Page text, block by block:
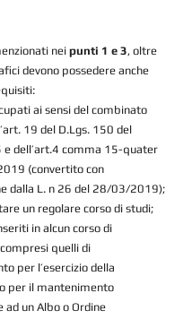
nei punti 1 e 3, oltre
devono possedere anche
ai sensi del combinato
19 del D.Lgs. 150 del
dell’art.4 comma 15-quater
(convertito con
dalla L. n 26 del 28/03/2019);
un regolare corso di studi;
in alcun corso di
quelli di
per l’esercizio della
per il mantenimento
ad un Albo o Ordine